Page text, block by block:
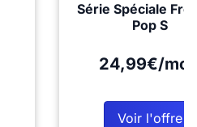
Série Spéciale
Pop S
24,99€/
Voir l'offre